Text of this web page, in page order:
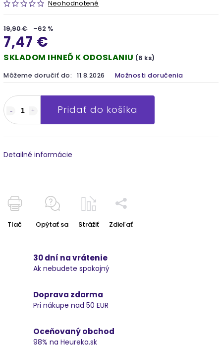
Neohodnotené
19,90 € –62 %
7,47 €
SKLADOM IHNEĎ K ODOSLANIU (6 ks)
Môžeme doručiť do: 11.8.2026 Možnosti doručenia
Pridať do košíka
Detailné informácie
Tlač Opýtať sa Strážiť Zdieľať
30 dní na vrátenie
Ak nebudete spokojný
Doprava zdarma
Pri nákupe nad 50 EUR
Oceňovaný obchod
98% na Heureka.sk